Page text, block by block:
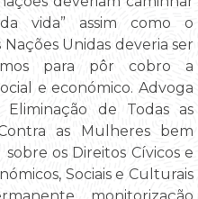
vida” assim como o
Unidas deveria ser
para pôr cobro a
e económico. Advoga
de Todas as
as Mulheres bem
os Direitos Cívicos e
Sociais e Culturais
monitorização